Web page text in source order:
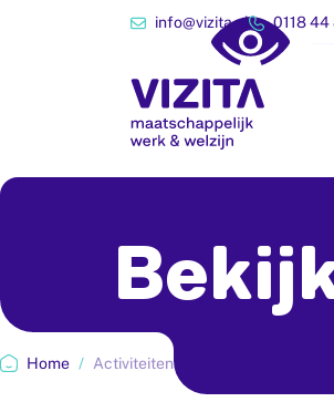
info@vizita.nl 0118
Home / Activiteiten